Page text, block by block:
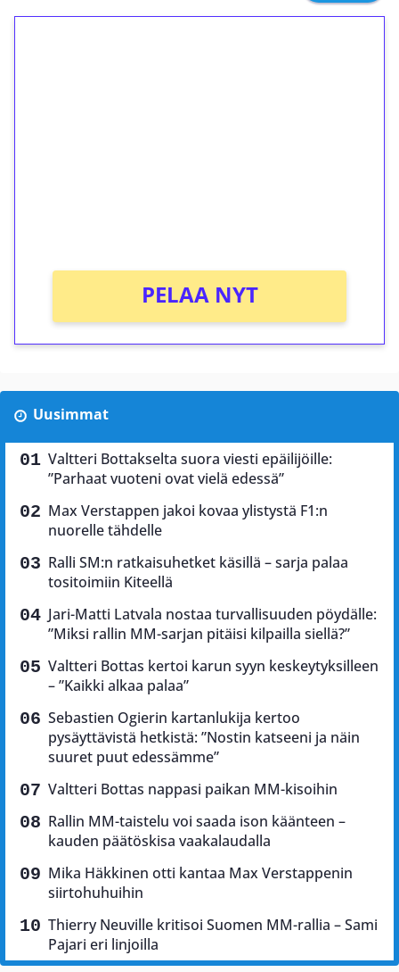
PELAA NYT
Uusimmat
Valtteri Bottakselta suora viesti epäilijöille:
”Parhaat vuoteni ovat vielä edessä”
Max Verstappen jakoi kovaa ylistystä F1:n
nuorelle tähdelle
Ralli SM:n ratkaisuhetket käsillä – sarja palaa
tositoimiin Kiteellä
Jari-Matti Latvala nostaa turvallisuuden pöydälle:
”Miksi rallin MM-sarjan pitäisi kilpailla siellä?”
Valtteri Bottas kertoi karun syyn keskeytyksilleen
– ”Kaikki alkaa palaa”
Sebastien Ogierin kartanlukija kertoo
pysäyttävistä hetkistä: ”Nostin katseeni ja näin
suuret puut edessämme”
Valtteri Bottas nappasi paikan MM-kisoihin
Rallin MM-taistelu voi saada ison käänteen –
kauden päätöskisa vaakalaudalla
Mika Häkkinen otti kantaa Max Verstappenin
siirtohuhuihin
Thierry Neuville kritisoi Suomen MM-rallia – Sami
Pajari eri linjoilla